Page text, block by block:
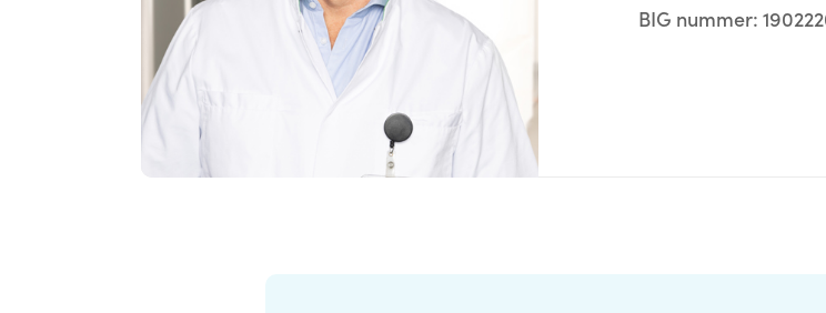
BIG nummer: